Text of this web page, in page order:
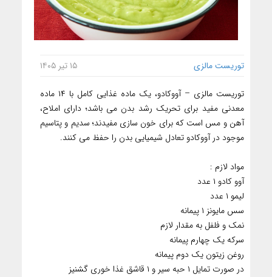
توریست مالزی ۱۵ تیر ۱۴۰۵
توریست مالزی – آووکادو، یک ماده غذایی کامل با ۱۴ ماده
معدنی مفید برای تحریک رشد بدن می باشد؛ دارای املاح،
آهن و مس است که برای خون سازی مفیدند؛ سدیم و پتاسیم
موجود در آووکادو تعادل شیمیایی بدن را حفظ می‏ کنند.
مواد لازم :
آوو کادو ۱ عدد
لیمو ۱ عدد
سس مایونز ۱ پیمانه
نمک و فلفل به مقدار لازم
سرکه یک چهارم پیمانه
روغن زیتون یک دوم پیمانه
در صورت تمایل ۱ حبه سیر و ۱ قاشق غذا خوری گشنیز